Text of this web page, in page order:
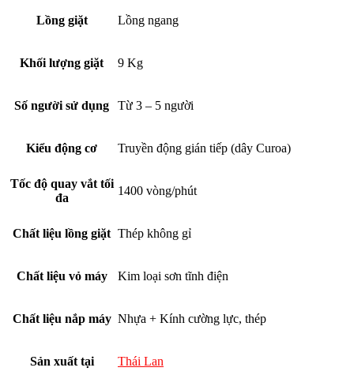
Lồng giặt Lồng ngang
Khối lượng giặt 9 Kg
Số người sử dụng Từ 3 – 5 người
Kiểu động cơ Truyền động gián tiếp (dây Curoa)
Tốc độ quay vắt tối
đa
1400 vòng/phút
Chất liệu lồng giặt Thép không gỉ
Chất liệu vỏ máy Kim loại sơn tĩnh điện
Chất liệu nắp máy Nhựa + Kính cường lực, thép
Sản xuất tại Thái Lan